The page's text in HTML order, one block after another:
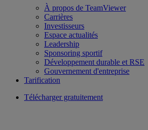
À propos de TeamViewer
Carrières
Investisseurs
Espace actualités
Leadership
Sponsoring sportif
Développement durable et RSE
Gouvernement d'entreprise
Tarification
Télécharger gratuitement